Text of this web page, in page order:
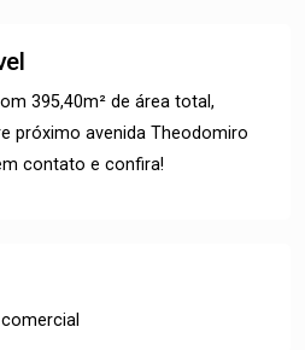
395,40m² de área total,
próximo avenida Theodomiro
contato e confira!